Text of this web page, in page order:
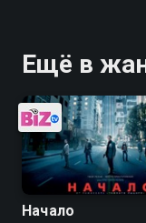
Ещё в
Начало